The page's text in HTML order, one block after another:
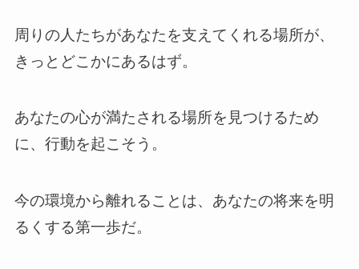
周りの人たちがあなたを支えてくれる場所が、
きっとどこかにあるはず。
あなたの心が満たされる場所を見つけるため
に、行動を起こそう。
今の環境から離れることは、あなたの将来を明
るくする第一歩だ。